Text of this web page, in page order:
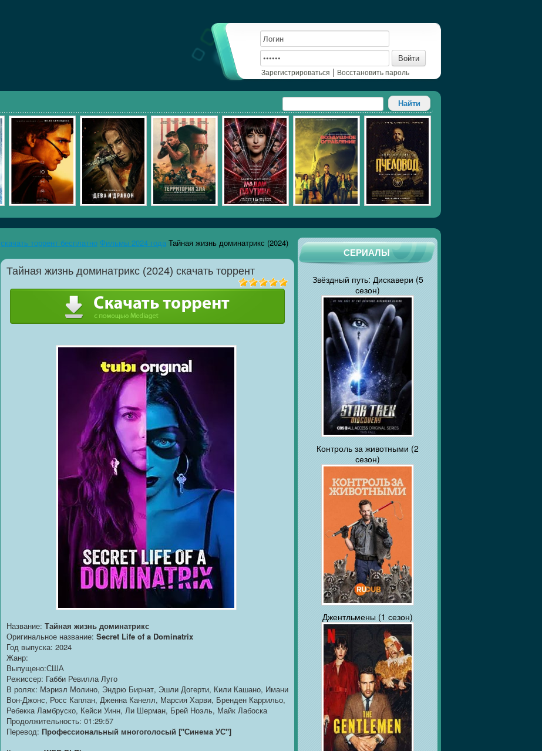
Войти
Зарегистрироваться | Восстановить пароль
СЕРИАЛЫ
Звёздный путь: Дискавери (5
сезон)
Контроль за животными (2
сезон)
Джентльмены (1 сезон)
скачать торрент бесплатно Фильмы 2024 года Тайная жизнь доминатрикс (2024)
Тайная жизнь доминатрикс (2024) скачать торрент
Название: Тайная жизнь доминатрикс
Оригинальное название: Secret Life of a Dominatrix
Год выпуска: 2024
Жанр:
Выпущено:США
Режиссер: Габби Ревилла Луго
В ролях: Мэриэл Молино, Эндрю Бирнат, Эшли Догерти, Кили Кашано, Имани
Вон-Джонс, Росс Каплан, Дженна Канелл, Марсия Харви, Бренден Каррильо,
Ребекка Ламбруско, Кейси Уинн, Ли Шерман, Брей Ноэль, Майк Лабоска
Продолжительность: 01:29:57
Перевод: Профессиональный многоголосый ["Синема УС"]